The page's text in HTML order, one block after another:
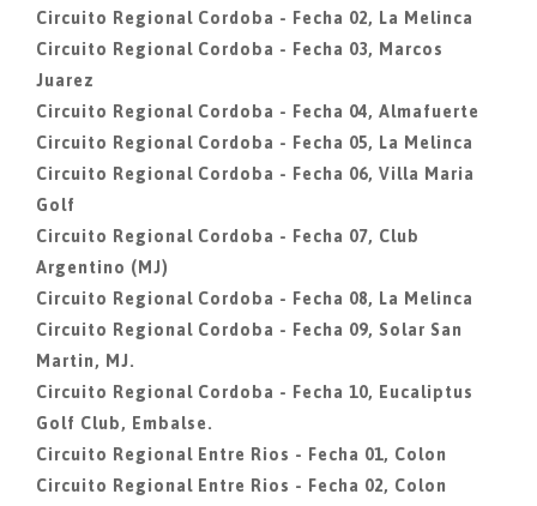
Circuito Regional Cordoba - Fecha 02, La Melinca
Circuito Regional Cordoba - Fecha 03, Marcos
Juarez
Circuito Regional Cordoba - Fecha 04, Almafuerte
Circuito Regional Cordoba - Fecha 05, La Melinca
Circuito Regional Cordoba - Fecha 06, Villa Maria
Golf
Circuito Regional Cordoba - Fecha 07, Club
Argentino (MJ)
Circuito Regional Cordoba - Fecha 08, La Melinca
Circuito Regional Cordoba - Fecha 09, Solar San
Martin, MJ.
Circuito Regional Cordoba - Fecha 10, Eucaliptus
Golf Club, Embalse.
Circuito Regional Entre Rios - Fecha 01, Colon
Circuito Regional Entre Rios - Fecha 02, Colon